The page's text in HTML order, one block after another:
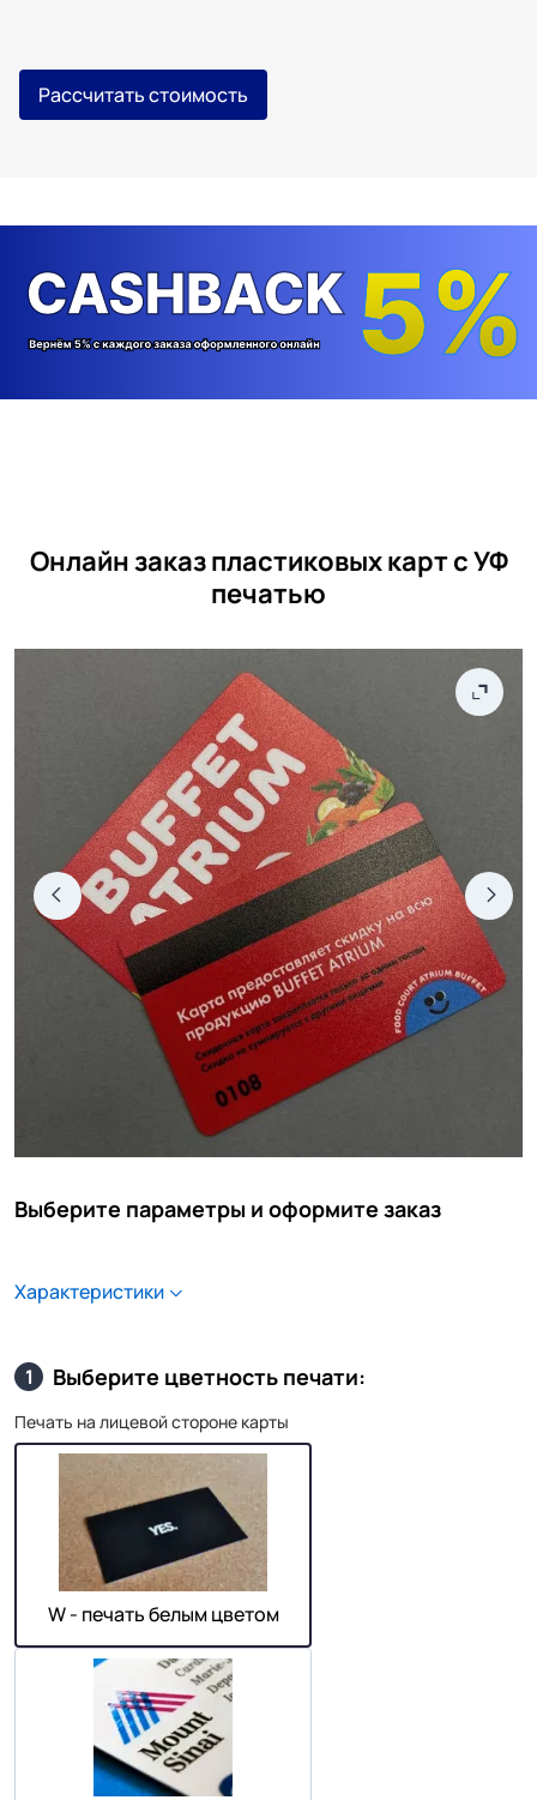
Рассчитать стоимость
Онлайн заказ пластиковых карт с УФ
печатью
Выберите параметры и оформите заказ
Характеристики
1 Выберите цветность печати:
Печать на лицевой стороне карты
W - печать белым цветом